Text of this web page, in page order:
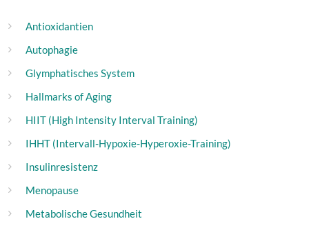
Antioxidantien
Autophagie
Glymphatisches System
Hallmarks of Aging
HIIT (High Intensity Interval Training)
IHHT (Intervall-Hypoxie-Hyperoxie-Training)
Insulinresistenz
Menopause
Metabolische Gesundheit